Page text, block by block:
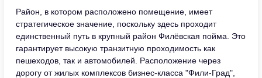
Район, в котором расположено помещение, имеет
стратегическое значение, поскольку здесь проходит
единственный путь в крупный район Филёвская пойма. Это
гарантирует высокую транзитную проходимость как
пешеходов, так и автомобилей. Расположение через
дорогу от жилых комплексов бизнес-класса "Фили-Град",